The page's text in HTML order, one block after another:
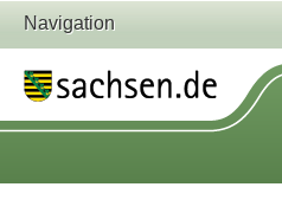
Navigation